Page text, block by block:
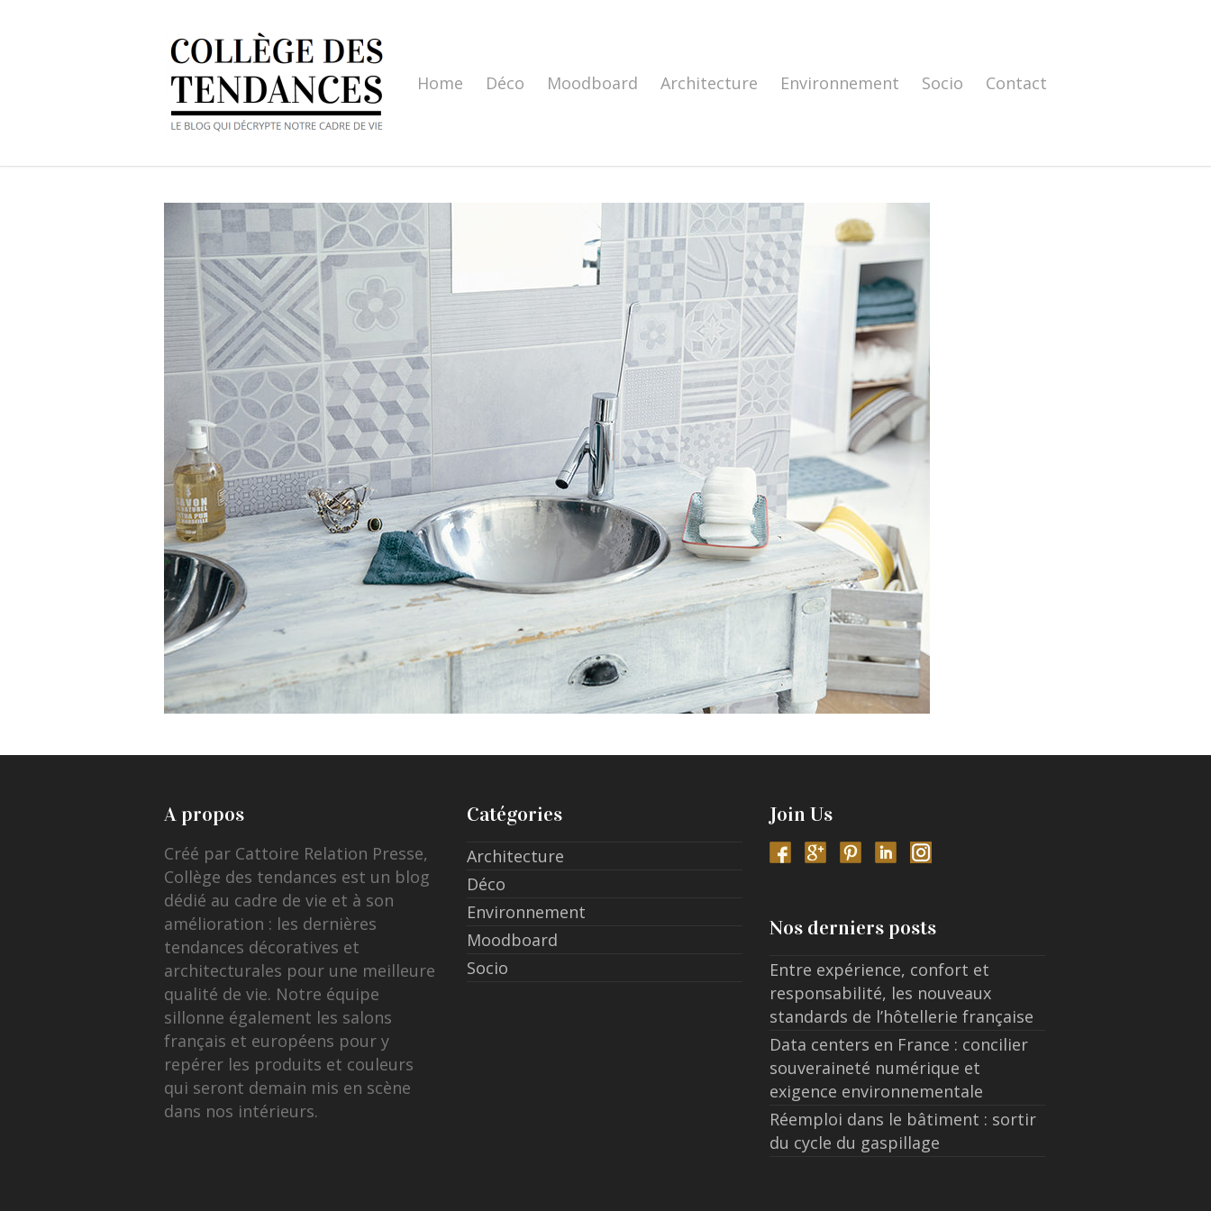
Home Déco Moodboard Architecture Environnement Socio Contact
A propos
Créé par Cattoire Relation Presse,
Collège des tendances est un blog
dédié au cadre de vie et à son
amélioration : les dernières
tendances décoratives et
architecturales pour une meilleure
qualité de vie. Notre équipe
sillonne également les salons
français et européens pour y
repérer les produits et couleurs
qui seront demain mis en scène
dans nos intérieurs.
Catégories
Architecture
Déco
Environnement
Moodboard
Socio
Join Us
Nos derniers posts
Entre expérience, confort et
responsabilité, les nouveaux
standards de l’hôtellerie française
Data centers en France : concilier
souveraineté numérique et
exigence environnementale
Réemploi dans le bâtiment : sortir
du cycle du gaspillage